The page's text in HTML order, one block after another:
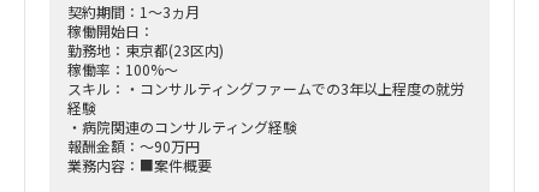
契約期間：1～3ヵ月
稼働開始日：
勤務地：東京都(23区内)
稼働率：100%～
スキル：・コンサルティングファームでの3年以上程度の就労
経験
・病院関連のコンサルティング経験
報酬金額：～90万円
業務内容：■案件概要